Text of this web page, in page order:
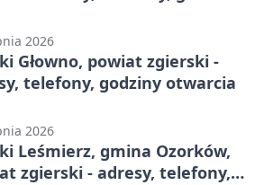
2026
Głowno, powiat zgierski -
telefony, godziny otwarcia
2026
Leśmierz, gmina Ozorków,
zgierski - adresy, telefony,